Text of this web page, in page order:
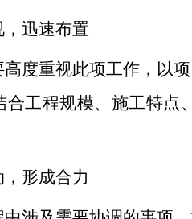
迅速布置
度重视此项工作，以
合工程规模、施工特点
形成合力